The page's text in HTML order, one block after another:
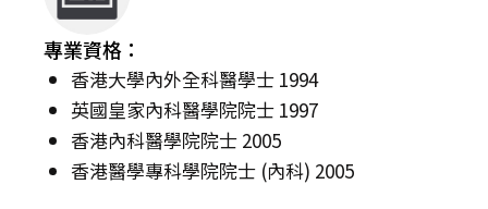
專業資格：
香港大學內外全科醫學士 1994
英國皇家內科醫學院院士 1997
香港內科醫學院院士 2005
香港醫學專科學院院士 (內科) 2005